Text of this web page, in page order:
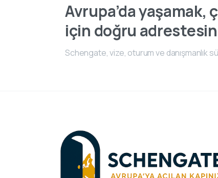
Avrupa’da yaşamak,
için doğru
Schengate, vize, oturum ve danışmanlık